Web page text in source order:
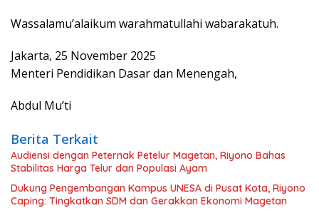
Wassalamu’alaikum warahmatullahi wabarakatuh.
Jakarta, 25 November 2025
Menteri Pendidikan Dasar dan Menengah,
Abdul Mu’ti
Berita Terkait
Audiensi dengan Peternak Petelur Magetan, Riyono Bahas
Stabilitas Harga Telur dan Populasi Ayam
Dukung Pengembangan Kampus UNESA di Pusat Kota, Riyono
Caping: Tingkatkan SDM dan Gerakkan Ekonomi Magetan